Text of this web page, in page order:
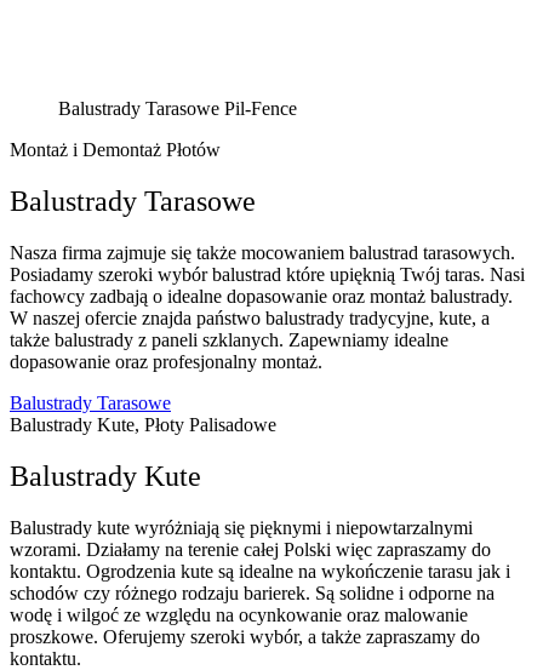
Balustrady Tarasowe Pil-Fence
Montaż i Demontaż Płotów
Balustrady Tarasowe
Nasza firma zajmuje się także mocowaniem balustrad tarasowych.
Posiadamy szeroki wybór balustrad które upięknią Twój taras. Nasi
fachowcy zadbają o idealne dopasowanie oraz montaż balustrady.
W naszej ofercie znajda państwo balustrady tradycyjne, kute, a
także balustrady z paneli szklanych. Zapewniamy idealne
dopasowanie oraz profesjonalny montaż.
Balustrady Tarasowe
Balustrady Kute, Płoty Palisadowe
Balustrady Kute
Balustrady kute wyróżniają się pięknymi i niepowtarzalnymi
wzorami. Działamy na terenie całej Polski więc zapraszamy do
kontaktu. Ogrodzenia kute są idealne na wykończenie tarasu jak i
schodów czy różnego rodzaju barierek. Są solidne i odporne na
wodę i wilgoć ze względu na ocynkowanie oraz malowanie
proszkowe. Oferujemy szeroki wybór, a także zapraszamy do
kontaktu.